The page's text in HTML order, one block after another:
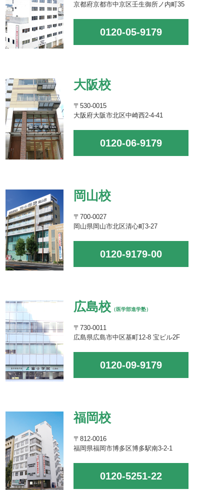
京都府京都市中京区壬生御所ノ内町35
0120-05-9179
大阪校
〒530-0015
大阪府大阪市北区中崎西2-4-41
0120-06-9179
岡山校
〒700-0027
岡山県岡山市北区清心町3-27
0120-9179-00
広島校 （医学部進学塾）
〒730-0011
広島県広島市中区基町12-8 宝ビル2F
0120-09-9179
福岡校
〒812-0016
福岡県福岡市博多区博多駅南3-2-1
0120-5251-22